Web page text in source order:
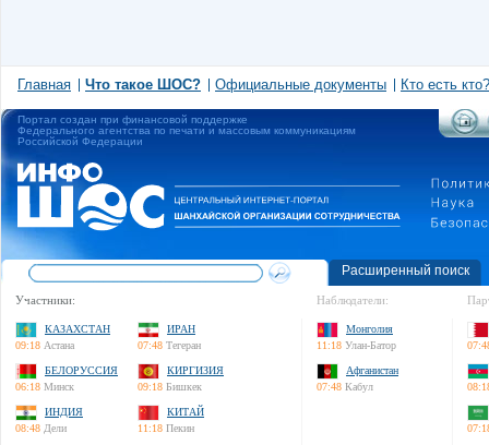
Главная Что такое ШОС? Официальные документы Кто есть кто?
Портал создан при финансовой поддержке
Федерального агентства по печати и массовым коммуникациям
Российской Федерации
Расширенный поиск
Участники:
КАЗАХСТАН
09:18 Астана
ИРАН
07:48 Тегеран
БЕЛОРУССИЯ
06:18 Минск
КИРГИЗИЯ
09:18 Бишкек
ИНДИЯ
08:48 Дели
КИТАЙ
11:18 Пекин
Наблюдатели:
Монголия
11:18 Улан-Батор
Афганистан
07:48 Кабул